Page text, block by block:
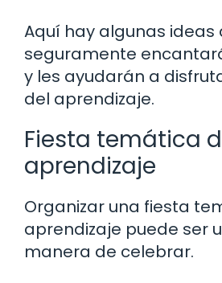
Aquí hay algunas ideas
seguramente
y les ayudarán a
del aprendizaje.
Fiesta temática
aprendizaje
Organizar una fiesta
aprendizaje puede ser
manera de celebrar.